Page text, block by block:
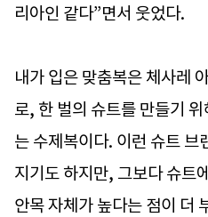
리아인 같다”면서 웃었다.
내가 입은 맞춤복은 체사레
로, 한 벌의 슈트를 만들기
는 수제복이다. 이런 슈트 브
지기도 하지만, 그보다 슈트
안목 자체가 높다는 점이 더